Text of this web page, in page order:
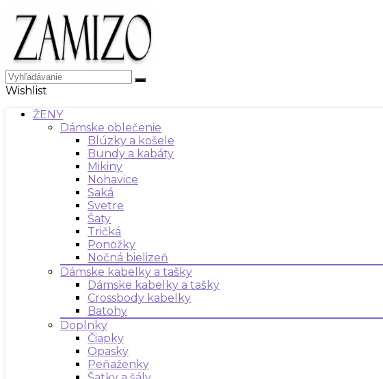
Wishlist
ŽENY
Dámske oblečenie
Blúzky a košele
Bundy a kabáty
Mikiny
Nohavice
Saká
Svetre
Šaty
Tričká
Ponožky
Nočná bielizeň
Dámske kabelky a tašky
Dámske kabelky a tašky
Crossbody kabelky
Batohy
Doplnky
Čiapky
Opasky
Peňaženky